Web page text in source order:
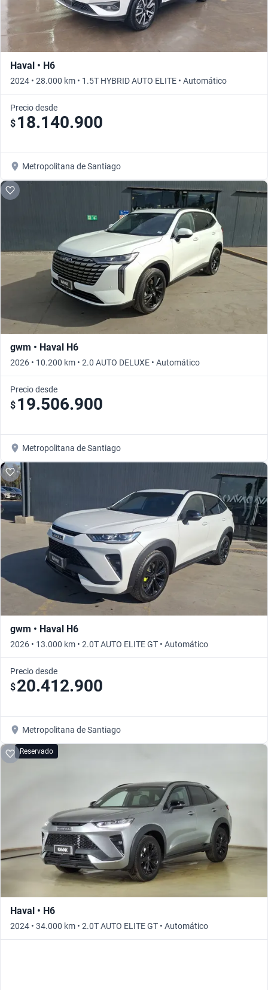
Haval • H6
2024 • 28.000 km • 1.5T HYBRID AUTO ELITE • Automático
Precio desde
$ 18.140.900
Metropolitana de Santiago
gwm • Haval H6
2026 • 10.200 km • 2.0 AUTO DELUXE • Automático
Precio desde
$ 19.506.900
Metropolitana de Santiago
gwm • Haval H6
2026 • 13.000 km • 2.0T AUTO ELITE GT • Automático
Precio desde
$20.412.900
Metropolitana de Santiago
Reservado
Haval • H6
2024 • 34.000 km • 2.0T AUTO ELITE GT • Automático